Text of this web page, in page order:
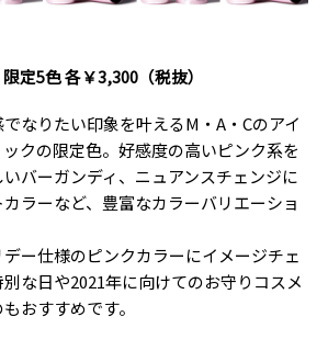
定5色 各￥3,300（税抜）
なりたい印象を叶えるM・A・Cのアイ
クの限定色。好感度の高いピンク系を
バーガンディ、ニュアンスチェンジに
ラーなど、豊富なカラーバリエーショ
ー仕様のピンクカラーにイメージチェ
な日や2021年に向けてのお守りコスメ
おすすめです。